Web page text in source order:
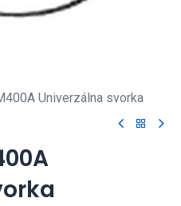
Univerzálna svorka